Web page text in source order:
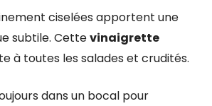
ciselées apportent une
subtile. Cettevinaigrette
à toutes les salades et crudités.
dans un bocal pour